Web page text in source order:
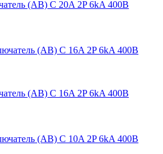
(АВ) C 20A 2P 6kA 400В
(АВ) C 16A 2P 6kA 400В